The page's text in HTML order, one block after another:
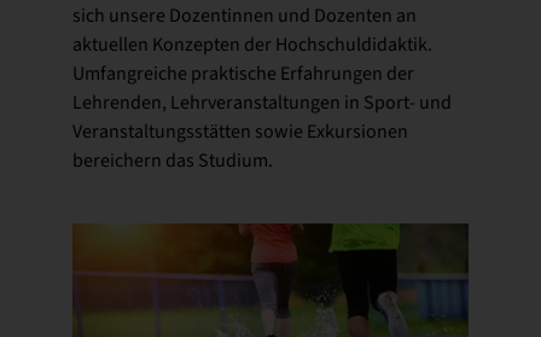
sich unsere Dozentinnen und Dozenten an
aktuellen Konzepten der Hochschuldidaktik.
Umfangreiche praktische Erfahrungen der
Lehrenden, Lehrveranstaltungen in Sport- und
Veranstaltungsstätten sowie Exkursionen
bereichern das Studium.